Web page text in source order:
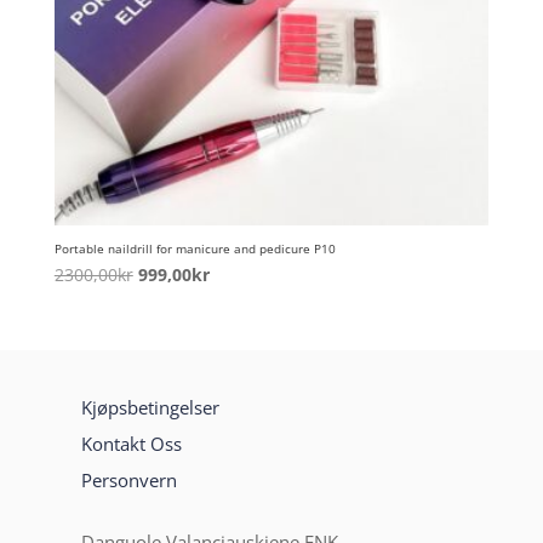
Portable naildrill for manicure and pedicure P10
2300,00kr Opprinnelig
999,00krNåværende
Kjøpsbetingelser
Kontakt Oss
Personvern